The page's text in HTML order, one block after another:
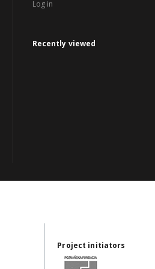
Log in
Recently viewed
Project initiators